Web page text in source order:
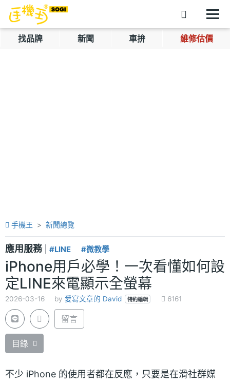
找品牌 新聞 車拚 維修估價
手機王 新聞總覽
應用服務 #LINE #微教學
iPhone用戶必學！一次看懂如何設
定LINE來電顯示全螢幕
2026-03-16 by 愛寫文章的 David 特約編輯 6161
留言
目錄
不少 iPhone 的使用者都在反應，只要是在滑社群媒